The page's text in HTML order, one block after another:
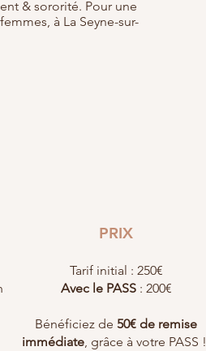
& sororité. Pour une
à La Seyne-sur-
PRIX
Tarif initial : 250€
Avec le PASS : 200€
Bénéficiez de50€ de remise
immédiate, grâce à votre PASS !